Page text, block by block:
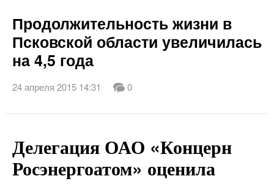
Продолжительность жизни в
Псковской области увеличилась
на 4,5 года
24 апреля 2015 14:31 0
Делегация ОАО «Концерн
Росэнергоатом» оценила